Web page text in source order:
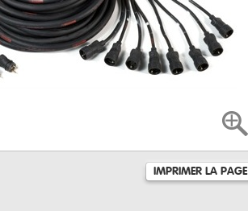
IMPRIMER LA PAGE